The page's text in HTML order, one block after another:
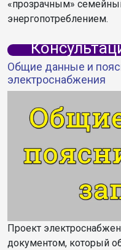
«прозрачным»
энергопотреблением.
Общие данные и
электроснабжения
Проект
документом, который